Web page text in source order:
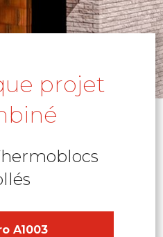
projet
A1003